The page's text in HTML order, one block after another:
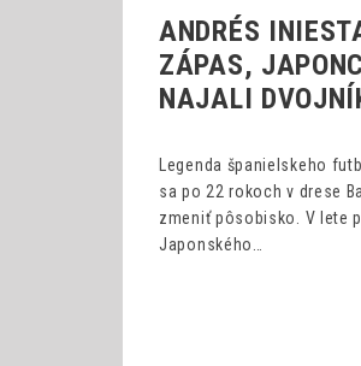
ANDRÉS
ZÁPAS,
NAJALI
Legenda španielskeho
sa po 22 rokoch v drese
zmeniť pôsobisko. V lete
Japonského…